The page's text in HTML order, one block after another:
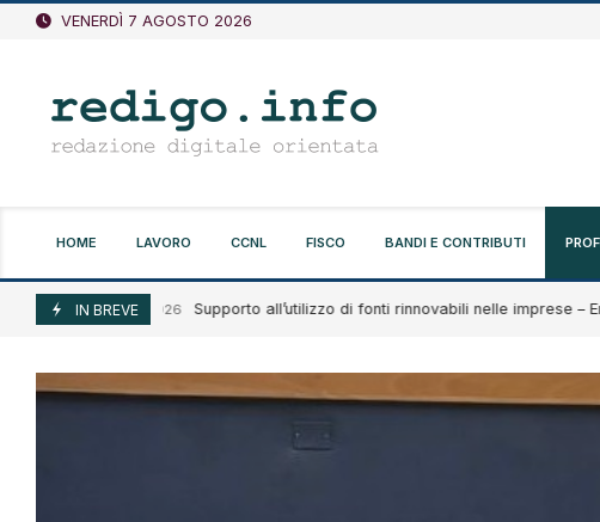
Vai
VENERDÌ 7 AGOSTO 2026
HOME LAVORO CCNL FISCO BANDI E CONTRIBUTI
IN BREVE
Agosto 7, 2026 Supporto all’utilizzo di fonti rinnovabili nelle imprese – Emilia